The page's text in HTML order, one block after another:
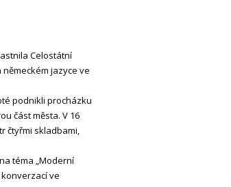
Celostátní
jazyce ve
podnikli procházku
část města. V 16
čtyřmi skladbami,
téma „Moderní
ve